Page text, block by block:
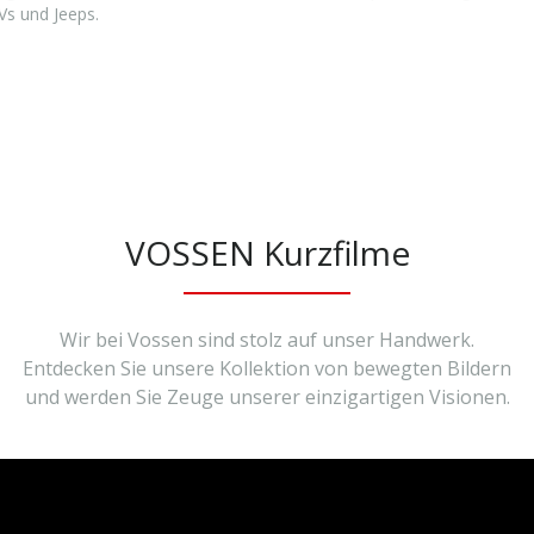
und Jeeps.
VOSSEN Kurzfilme
Wir bei Vossen sind stolz auf unser Handwerk.
Entdecken Sie unsere Kollektion von bewegten Bildern
und werden Sie Zeuge unserer einzigartigen Visionen.